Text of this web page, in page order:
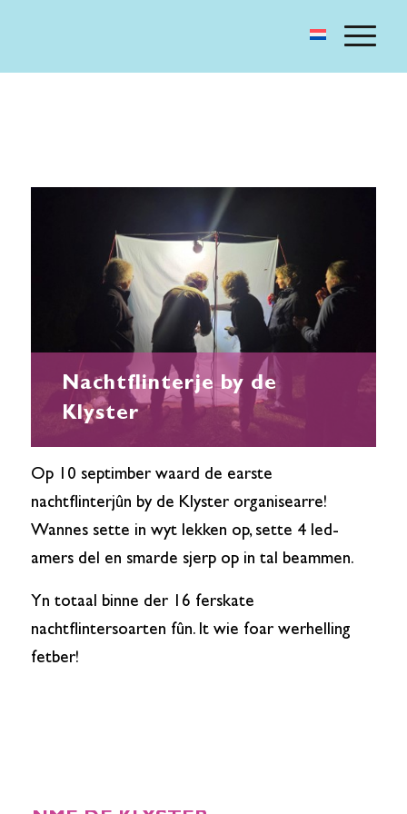
Nachtflinterje by de
Klyster
Op 10 septimber waard de earste
nachtflinterjûn by de Klyster organisearre!
Wannes sette in wyt lekken op, sette 4 led-
amers del en smarde sjerp op in tal beammen.
Yn totaal binne der 16 ferskate
nachtflintersoarten fûn. It wie foar werhelling
fetber!